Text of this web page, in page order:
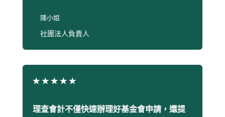
陳小姐
社團法人負責人
★ ★ ★ ★ ★
理查會計不僅快速辦理好基金會申請，還提